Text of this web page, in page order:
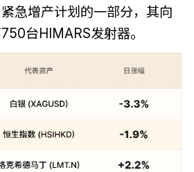
急增产计划的一部分，其向
台HIMARS发射器。